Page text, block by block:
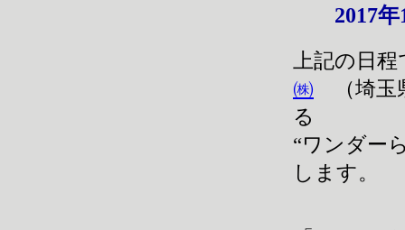
2017
上記の日
㈱ （埼玉
る
“ワンダー
します。